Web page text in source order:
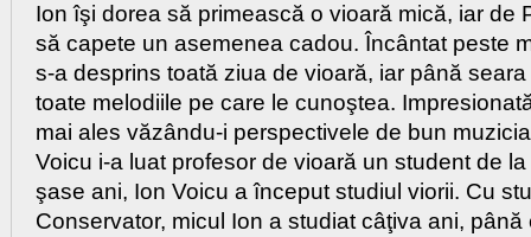
Ion îşi dorea să primească o vioară mică, iar de
să capete un asemenea cadou. Încântat peste
s-a desprins toată ziua de vioară, iar până
toate melodiile pe care le cunoştea.
mai ales văzându-i perspectivele de bun
Voicu i-a luat profesor de vioară un student de
şase ani, Ion Voicu a început studiul viorii. Cu
Conservator, micul Ion a studiat câţiva ani, până